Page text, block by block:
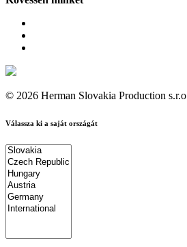
© 2026 Herman Slovakia Production
Válassza ki a saját országát